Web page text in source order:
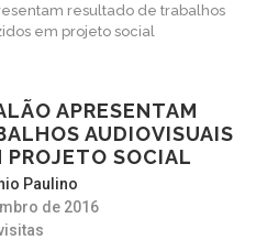
resultado de trabalhos
em projeto social
APRESENTAM
AUDIOVISUAIS
PROJETO SOCIAL
Paulino
de 2016